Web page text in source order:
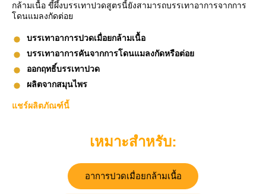
กล้ามเนื้อ ขี้ผึ้งบรรเทาปวดสูตรนี้ยังสามารถบรรเทาอาการจากการ
โดนแมลงกัดต่อย
บรรเทาอาการปวดเมื่อยกล้ามเนื้อ
บรรเทาอาการคันจากการโดนแมลงกัดหรือต่อย
ออกฤทธิ์บรรเทาปวด
ผลิตจากสมุนไพร
แชร์ผลิตภัณฑ์นี้
เหมาะสำหรับ:
อาการปวดเมื่อยกล้ามเนื้อ